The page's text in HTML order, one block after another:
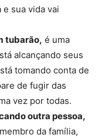
sua vida vai
tubarão, é uma
alcançando seus
tomando conta de
de fugir das
vez por todas.
outra pessoa,
da família,